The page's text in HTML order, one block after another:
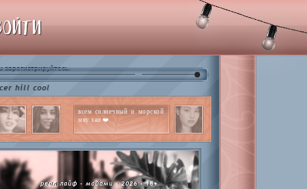
реал лайф - майами - 2026 - 18+
всем солнечный и морской
мяу заи ❤️
зарегистрируйтесь.